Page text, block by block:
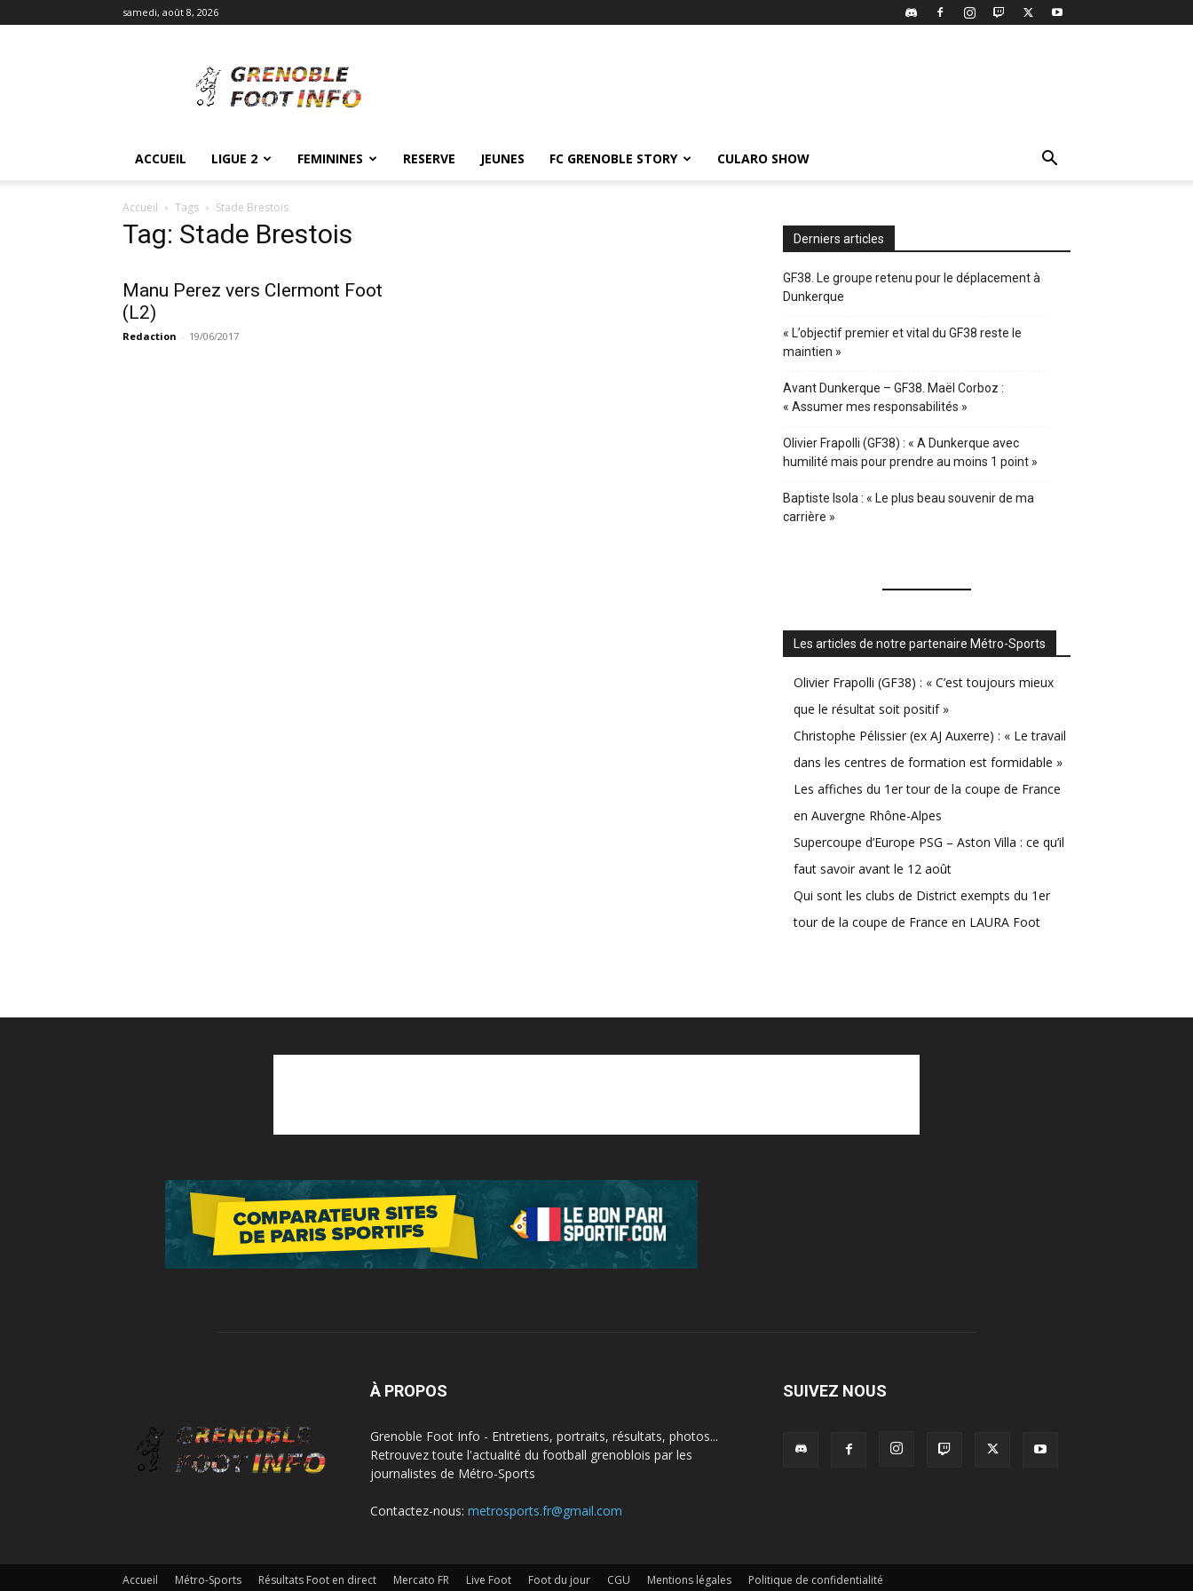
samedi, août 8, 2026
Foot
Info
ACCUEIL LIGUE 2 FEMININES RESERVE JEUNES FC GRENOBLE STORY CULARO SHOW
Accueil Tags Stade Brestois
Tag: Stade Brestois
Manu Perez vers Clermont Foot
(L2)
Redaction - 19/06/2017
Derniers articles
GF38. Le groupe retenu pour le déplacement à
Dunkerque
« L’objectif premier et vital du GF38 reste le
maintien »
Avant Dunkerque – GF38. Maël Corboz :
« Assumer mes responsabilités »
Olivier Frapolli (GF38) : « A Dunkerque avec
humilité mais pour prendre au moins 1 point »
Baptiste Isola : « Le plus beau souvenir de ma
carrière »
Les articles de notre partenaire Métro-Sports
Olivier Frapolli (GF38) : « C’est toujours mieux
que le résultat soit positif »
Christophe Pélissier (ex AJ Auxerre) : « Le travail
dans les centres de formation est formidable »
Les affiches du 1er tour de la coupe de France
en Auvergne Rhône-Alpes
Supercoupe d’Europe PSG – Aston Villa : ce qu’il
faut savoir avant le 12 août
Qui sont les clubs de District exempts du 1er
tour de la coupe de France en LAURA Foot
À PROPOS
Grenoble Foot Info - Entretiens, portraits, résultats, photos...
Retrouvez toute l'actualité du football grenoblois par les
journalistes de Métro-Sports
Contactez-nous: metrosports.fr@gmail.com
SUIVEZ NOUS
Accueil Métro-Sports Résultats Foot en direct Mercato FR Live Foot Foot du jour CGU Mentions légales Politique de confidentialité